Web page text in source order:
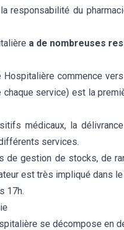
responsabilité du
a de nombreuses
Hospitalière commence
service) est la
médicaux, la
services.
gestion de stocks, de
est très impliqué dans
17h.
se décompose en